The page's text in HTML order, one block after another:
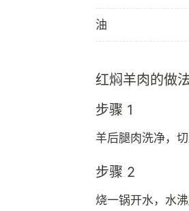
油
红焖羊肉的做
步骤 1
羊后腿肉洗净，
步骤 2
烧一锅开水，水